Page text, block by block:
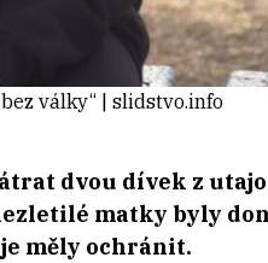
války“ | slidstvo.info
dvou dívek z
matky byly
měly ochránit.